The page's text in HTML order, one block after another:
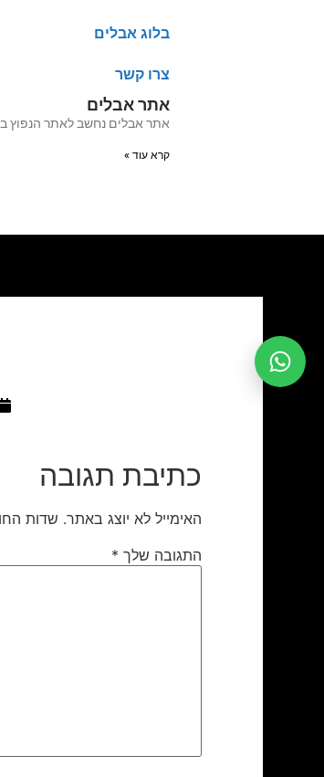
בלוג אבלים
צרו קשר
אתר אבלים
אתר אבלים נחשב לאתר הנפוץ בישראל לפרסום מודעות
קרא עוד »
כתיבת תגובה
האימייל לא יוצג באתר. שדות
התגובה שלך *